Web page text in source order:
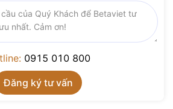
0915 010 800